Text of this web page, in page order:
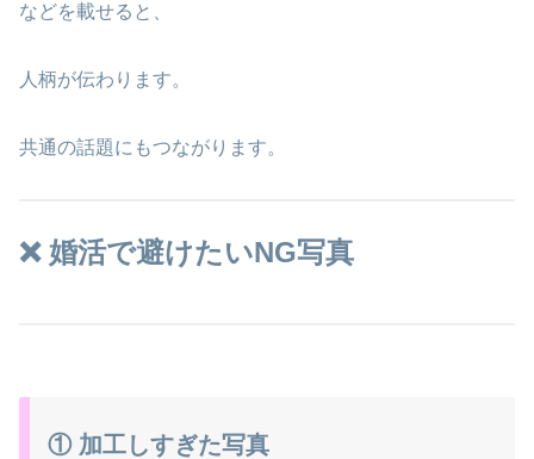
などを載せると、
人柄が伝わります。
共通の話題にもつながります。
❌ 婚活で避けたいNG写真
① 加工しすぎた写真